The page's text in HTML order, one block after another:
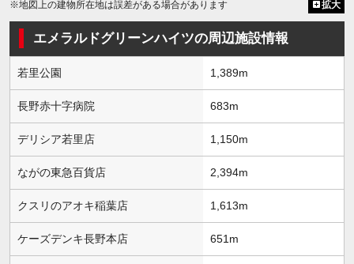
※地図上の建物所在地は誤差がある場合があります 拡大
エメラルドグリーンハイツの周辺施設情報
若里公園 1,389m
長野赤十字病院 683m
デリシア若里店 1,150m
ながの東急百貨店 2,394m
クスリのアオキ稲葉店 1,613m
ケーズデンキ長野本店 651m